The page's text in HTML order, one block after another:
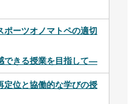
ポーツオノマトペの適切
きる授業を目指して―
定位と協働的な学びの授